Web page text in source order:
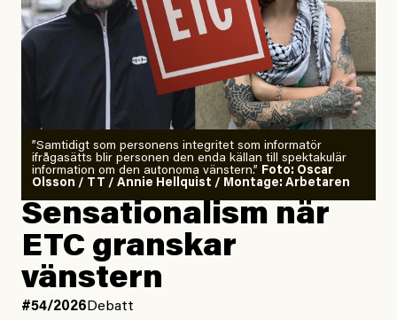
”Samtidigt som personens integritet som informatör
ifrågasätts blir personen den enda källan till spektakulär
information om den autonoma vänstern.” Foto: Oscar
Olsson / TT / Annie Hellquist / Montage: Arbetaren
Sensationalism när
ETC granskar
vänstern
#54/2026 Debatt